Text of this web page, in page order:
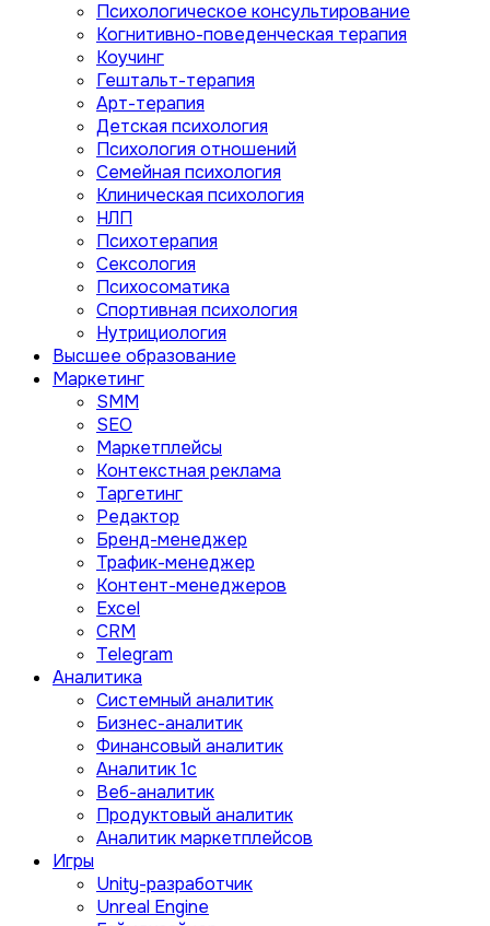
Психологическое консультирование
Когнитивно-поведенческая терапия
Коучинг
Гештальт-терапия
Арт-терапия
Детская психология
Психология отношений
Семейная психология
Клиническая психология
НЛП
Психотерапия
Сексология
Психосоматика
Спортивная психология
Нутрициология
Высшее образование
Маркетинг
SMM
SEO
Маркетплейсы
Контекстная реклама
Таргетинг
Редактор
Бренд-менеджер
Трафик-менеджер
Контент-менеджеров
Excel
CRM
Telegram
Аналитика
Системный аналитик
Бизнес-аналитик
Финансовый аналитик
Aналитик 1с
Веб-аналитик
Продуктовый аналитик
Аналитик маркетплейсов
Игры
Unity-разработчик
Unreal Engine